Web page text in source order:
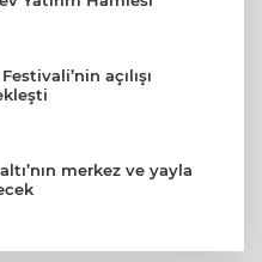
açılışı
merkez ve yayla